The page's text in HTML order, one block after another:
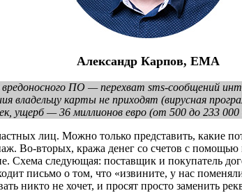
Александр Карпов, ЕМА
ПО — перехват sms-сообщений
владельцу карты не приходят (вирусная
ущерб — 36 миллионов евро (от 500 до 233 000
лиц. Можно только представить, какие
вторых, кража денег со счетов с помощью
Схема следующая: поставщик и покупатель
письмо о том, что «извините, у нас
никто не хочет, и просят просто заменить